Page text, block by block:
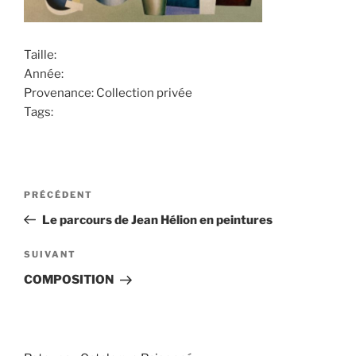
Taille:
Année:
Provenance: Collection privée
Tags:
Navigation
l’article
Article
précédent
PRÉCÉDENT
Le parcours de Jean Hélion en peintures
Article
suivant
SUIVANT
COMPOSITION